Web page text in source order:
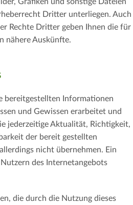
Dritter unterliegen. Auch
Rechte Dritter geben Ihnen die für
nähere Auskünfte.
bereitgestellten Informationen
und Gewissen erarbeitet und
jederzeitige Aktualität, Richtigkeit,
der bereit gestellten
nicht übernehmen. Ein
des Internetangebots
die durch die Nutzung dieses